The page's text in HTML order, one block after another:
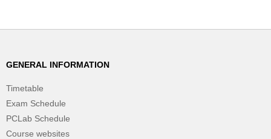
GENERAL INFORMATION
Timetable
Exam Schedule
PCLab Schedule
Course websites